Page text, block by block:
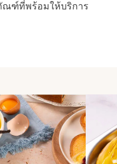
ณฑ์ที่พร้อมให้บริการ